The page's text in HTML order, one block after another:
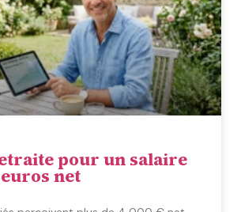
pour un salaire
euros net